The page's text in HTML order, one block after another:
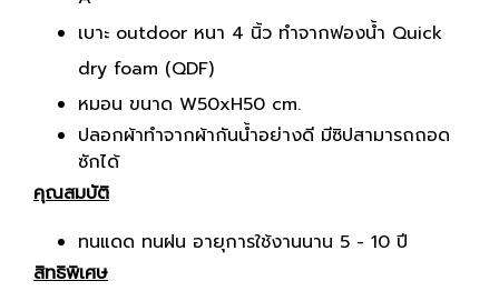
เบาะ outdoor หนา 4 นิ้ว ทำจากฟองน้ำ Quick
dry foam (QDF)
หมอน ขนาด W50xH50 cm.
ปลอกผ้าทำจากผ้ากันน้ำอย่างดี มีซิปสามารถถอด
ซักได้
คุณสมบัติ
ทนแดด ทนฝน อายุการใช้งานนาน 5 - 10 ปี
สิทธิพิเศษ